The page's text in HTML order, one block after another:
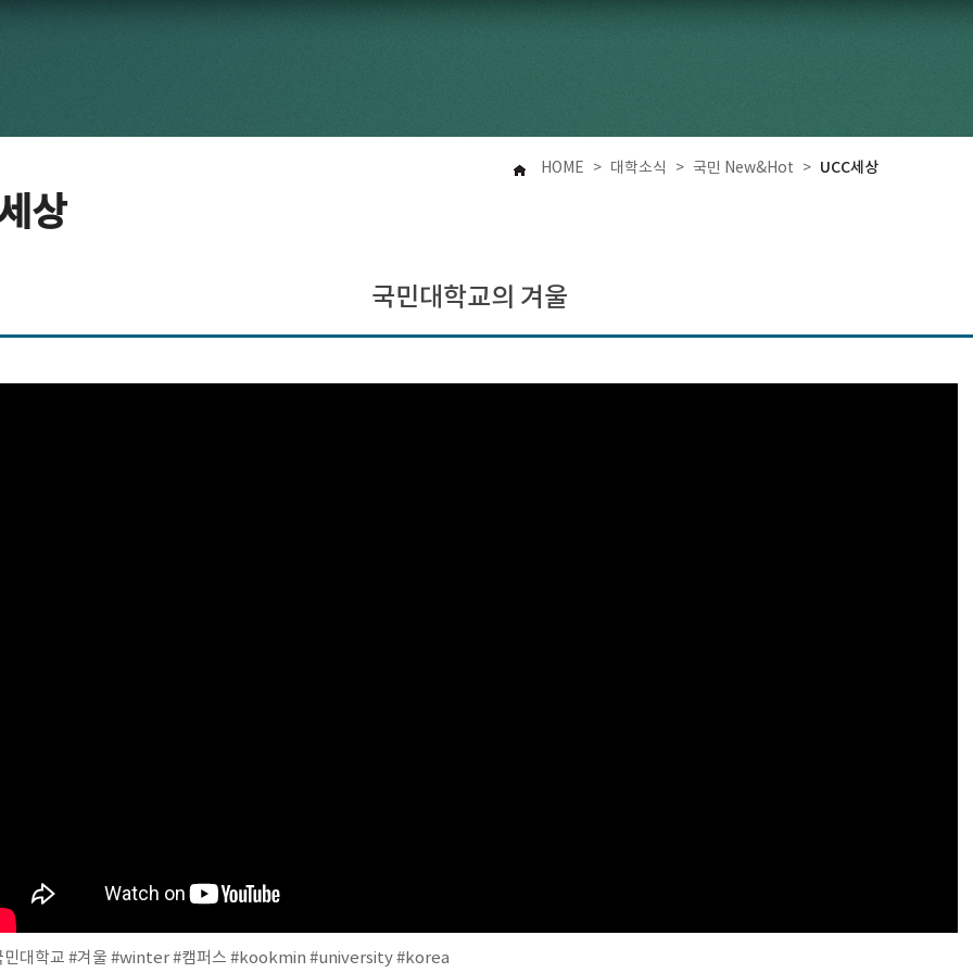
HOME > 대학소식 > 국민 New&Hot > UCC세상
상
국민대학교의 겨울
민대학교 #겨울 #winter#캠퍼스 #kookmin #university#korea